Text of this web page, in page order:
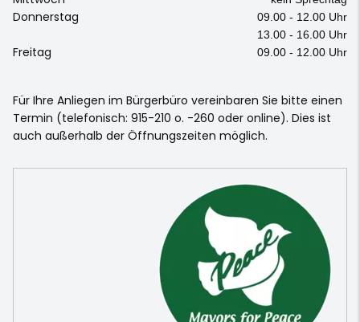
Donnerstag
09.00 - 12.00 Uhr
13.00 - 16.00 Uhr
Freitag 09.00 - 12.00 Uhr
Für Ihre Anliegen im Bürgerbüro vereinbaren Sie bitte einen
Termin (telefonisch: 915-210 o. -260 oder online). Dies ist
auch außerhalb der Öffnungszeiten möglich.